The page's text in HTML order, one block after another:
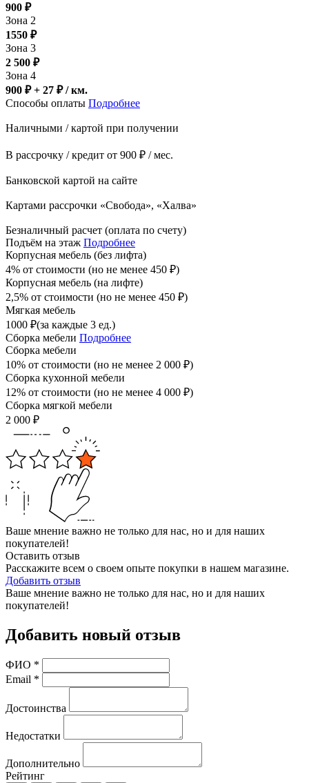
900 ₽
Зона 2
1550 ₽
Зона 3
2 500 ₽
Зона 4
900 ₽ + 27 ₽/ км.
Способы оплаты Подробнее
Наличными / картой при получении
В рассрочку / кредит от 900 ₽ / мес.
Банковской картой на сайте
Картами рассрочки «Свобода», «Халва»
Безналичный расчет (оплата по счету)
Подъём на этаж Подробнее
Корпусная мебель (без лифта)
4% от стоимости (но не менее 450 ₽)
Корпусная мебель (на лифте)
2,5% от стоимости (но не менее 450 ₽)
Мягкая мебель
1000 ₽(за каждые 3 ед.)
Сборка мебели Подробнее
Сборка мебели
10% от стоимости (но не менее 2 000 ₽)
Сборка кухонной мебели
12% от стоимости (но не менее 4 000 ₽)
Сборка мягкой мебели
2 000 ₽
Ваше мнение важно не только для нас, но и для наших
покупателей!
Оставить отзыв
Расскажите всем о своем опыте покупки в нашем магазине.
Добавить отзыв
Ваше мнение важно не только для нас, но и для наших
покупателей!
Добавить новый отзыв
ФИО *
Email *
Достоинства
Недостатки
Дополнительно
Рейтинг